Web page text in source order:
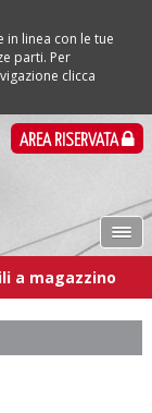
linea con le tue
parti. Per
clicca
AREA RISERVATA
a magazzino